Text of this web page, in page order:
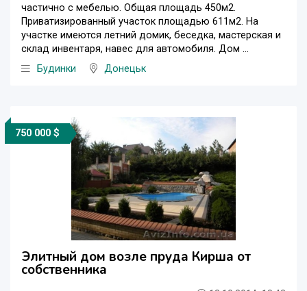
частично с мебелью. Общая площадь 450м2.
Приватизированный участок площадью 611м2. На
участке имеются летний домик, беседка, мастерская и
склад инвентаря, навес для автомобиля. Дом ...
Будинки
Донецьк
750 000 $
Элитный дом возле пруда Кирша от
собственника